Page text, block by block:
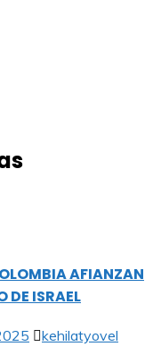
AFIANZAN
DE ISRAEL
kehilatyovel